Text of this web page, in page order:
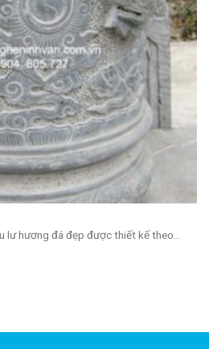
lư hương đá đẹp được thiết kế theo...